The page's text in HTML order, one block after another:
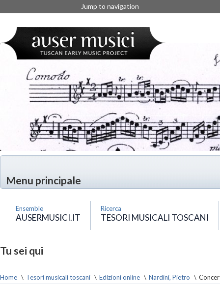
Jump to navigation
Menu principale
Ensemble
AUSERMUSICI.IT
Ricerca
TESORI MUSICALI TOSCANI
Tu sei qui
Home \ Tesori musicali toscani \ Edizioni online \ Nardini, Pietro \